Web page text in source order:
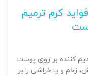
کرم ترمیم
کننده بر روی پوست
زخم و یا خراشی را بر